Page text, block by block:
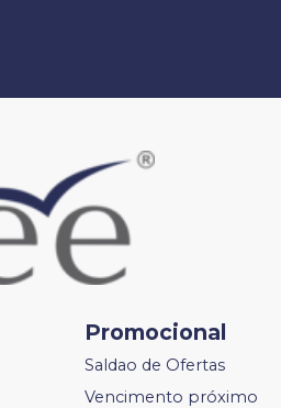
Promocional
Saldao de Ofertas
Vencimento próximo